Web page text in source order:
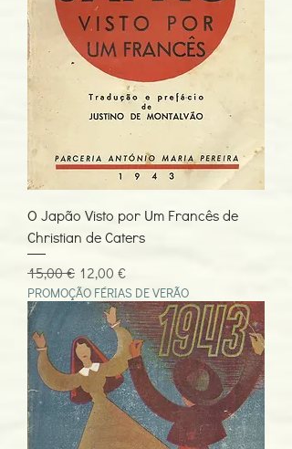
O Japão Visto por Um Francês de
Christian de Caters
Preço normal
15,00 € Preço promocional
12,00 €
PROMOÇÃO FÉRIAS DE VERÃO